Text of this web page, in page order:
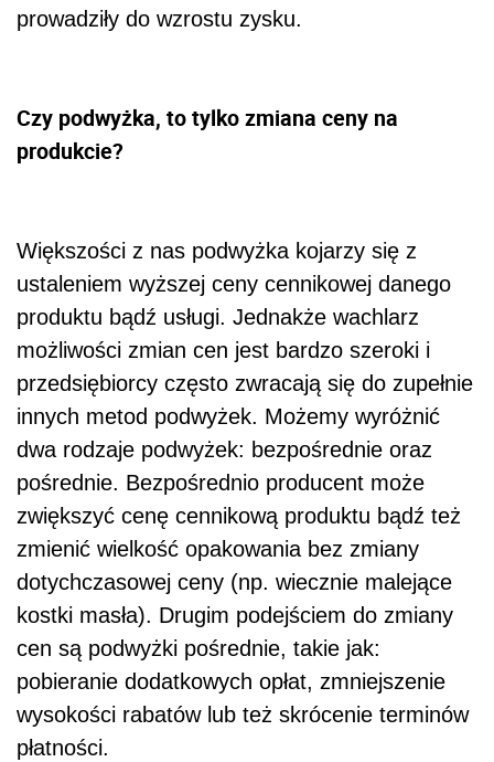
prowadziły do wzrostu zysku.
Czy podwyżka, to tylko zmiana ceny na
produkcie?
Większości z nas podwyżka kojarzy się z
ustaleniem wyższej ceny cennikowej danego
produktu bądź usługi. Jednakże wachlarz
możliwości zmian cen jest bardzo szeroki i
przedsiębiorcy często zwracają się do zupełnie
innych metod podwyżek. Możemy wyróżnić
dwa rodzaje podwyżek: bezpośrednie oraz
pośrednie. Bezpośrednio producent może
zwiększyć cenę cennikową produktu bądź też
zmienić wielkość opakowania bez zmiany
dotychczasowej ceny (np. wiecznie malejące
kostki masła). Drugim podejściem do zmiany
cen są podwyżki pośrednie, takie jak:
pobieranie dodatkowych opłat, zmniejszenie
wysokości rabatów lub też skrócenie terminów
płatności.